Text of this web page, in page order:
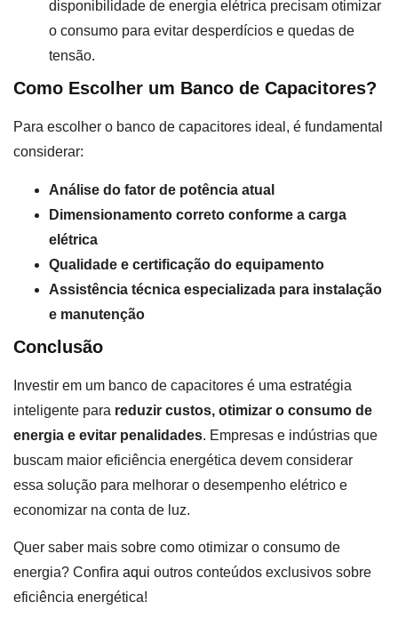
disponibilidade de energia elétrica precisam otimizar
o consumo para evitar desperdícios e quedas de
tensão.
Como Escolher um Banco de Capacitores?
Para escolher o banco de capacitores ideal, é fundamental
considerar:
Análise do fator de potência atual
Dimensionamento correto conforme a carga
elétrica
Qualidade e certificação do equipamento
Assistência técnica especializada para instalação
e manutenção
Conclusão
Investir em um banco de capacitores é uma estratégia
inteligente para reduzir custos, otimizar o consumo de
energia e evitar penalidades. Empresas e indústrias que
buscam maior eficiência energética devem considerar
essa solução para melhorar o desempenho elétrico e
economizar na conta de luz.
Quer saber mais sobre como otimizar o consumo de
energia? Confira aqui outros conteúdos exclusivos sobre
eficiência energética!